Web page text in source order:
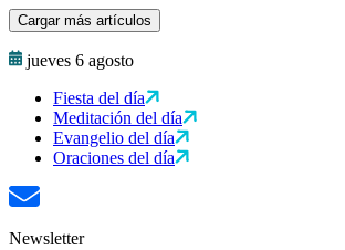
Cargar más artículos
jueves 6 agosto
Fiesta del día
Meditación del día
Evangelio del día
Oraciones del día
Newsletter